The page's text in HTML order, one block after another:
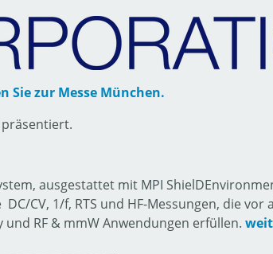
Sie zur Messe München.
ausgestattet mit MPI
CV, 1/f, RTS und HF-Messungen, die
RF & mmW Anwendungen erfüllen.